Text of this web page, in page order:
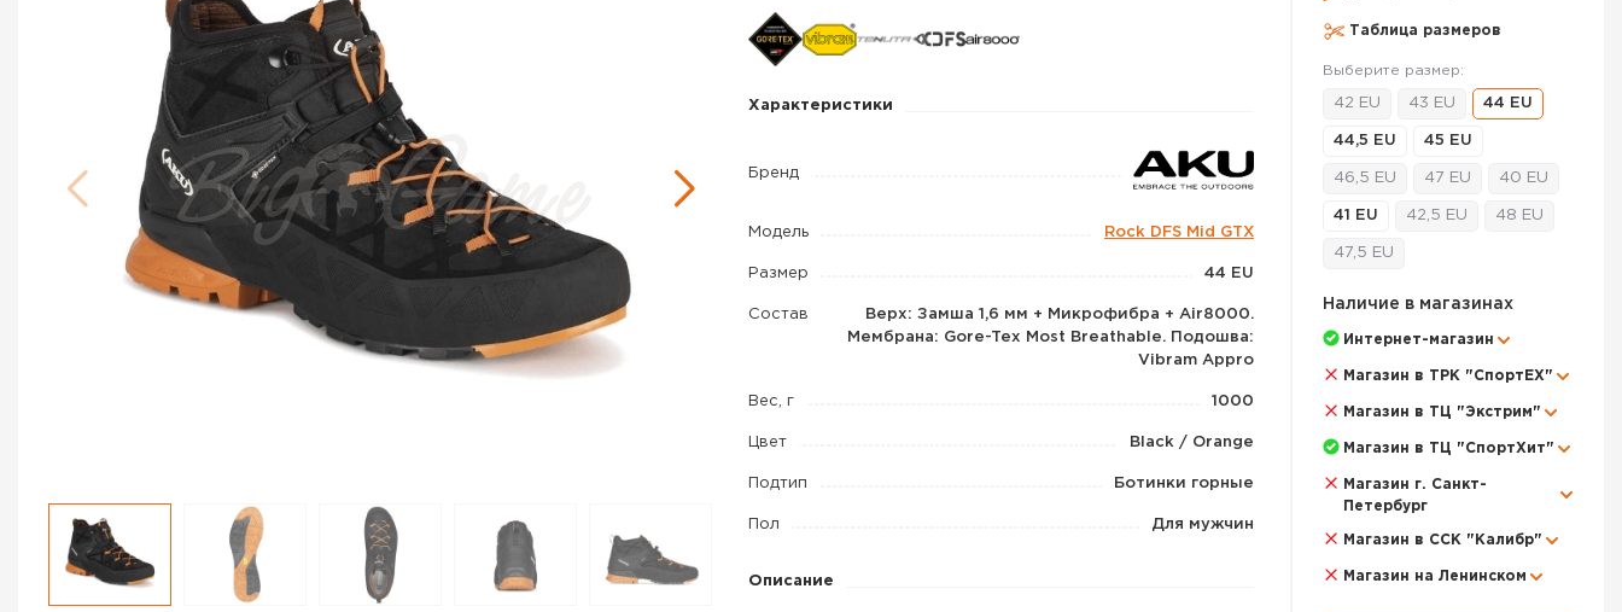
Ботинки
горные
Rock
Mid
цвет
Black
/
Orange
Характеристики
Бренд
Модель Rock DFS Mid GTX
Размер 44 EU
Состав
Верх: Замша 1,6 мм + Микрофибра + Air8000.
Мембрана: Gore-Tex Most Breathable. Подошва:
Vibram Appro
Вес, г 1000
Цвет Black / Orange
Подтип Ботинки горные
Пол Для мужчин
Описание
Таблица размеров
Выберите размер:
42 EU 43 EU 44 EU
44,5 EU 45 EU
46,5 EU 47 EU 40 EU
41 EU 42,5 EU 48 EU
47,5 EU
Наличие в магазинах
Интернет-магазин
Магазин в ТРК "СпортЕХ"
Магазин в ТЦ "Экстрим"
Магазин в ТЦ "СпортХит"
Магазин г. Санкт-
Петербург
Магазин в ССК "Калибр"
Магазин на Ленинском